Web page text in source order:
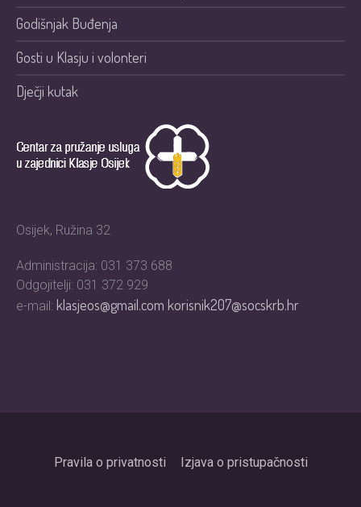
Godišnjak Buđenja
Gosti u Klasju i volonteri
Dječji kutak
Osijek, Ružina 32
Administracija: 031 373 688
Odgojitelji: 031 372 929
e-mail: klasjeos@gmail.comkorisnik207@socskrb.hr
Pravila o privatnosti Izjava o pristupačnosti